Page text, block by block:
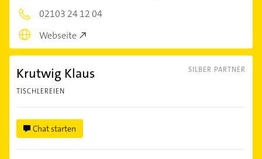
02103 24 12 04
Webseite
SILBER PARTNER
Krutwig Klaus
TISCHLEREIEN
Chat starten